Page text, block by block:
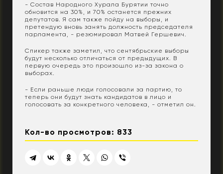
- Состав Народного Хурала Бурятии точно
обновится на 30%, и 70% останется прежних
депутатов. Я сам также пойду на выборы, и
претендую вновь занять должность председателя
парламента, - резюмировал Матвей Гершевич.
Спикер также заметил, что сентябрьские выборы
будут несколько отличаться от предыдущих. В
первую очередь это произошло из-за закона о
выборах.
- Если раньше люди голосовали за партию, то
теперь они будут знать кандидатов в лицо и
голосовать за конкретного человека, - отметил он.
Кол-во просмотров: 833